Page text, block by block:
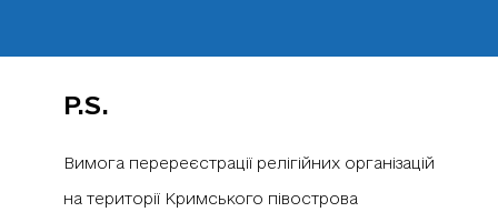
P.S.
Вимога перереєстрації релігійних організацій
на території Кримського півострова